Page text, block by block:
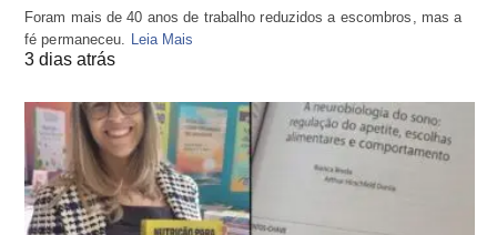
Foram mais de 40 anos de trabalho reduzidos a escombros, mas a
fé permaneceu. Leia Mais
3 dias atrás